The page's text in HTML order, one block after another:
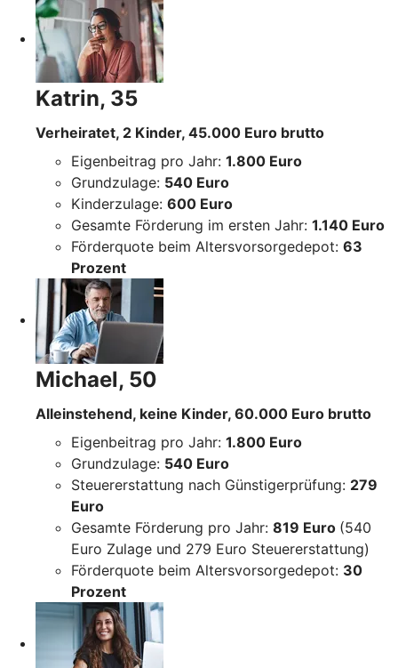
Katrin, 35
Verheiratet, 2 Kinder, 45.000 Euro brutto
Eigenbeitrag pro Jahr: 1.800 Euro
Grundzulage: 540 Euro
Kinderzulage: 600 Euro
Gesamte Förderung im ersten Jahr: 1.140 Euro
Förderquote beim Altersvorsorgedepot: 63
Prozent
Michael, 50
Alleinstehend, keine Kinder, 60.000 Euro brutto
Eigenbeitrag pro Jahr: 1.800 Euro
Grundzulage: 540 Euro
Steuererstattung nach Günstigerprüfung: 279
Euro
Gesamte Förderung pro Jahr: 819 Euro (540
Euro Zulage und 279 Euro Steuererstattung)
Förderquote beim Altersvorsorgedepot: 30
Prozent